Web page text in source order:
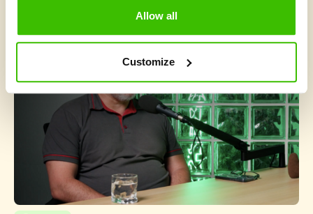
Allow all
Customize